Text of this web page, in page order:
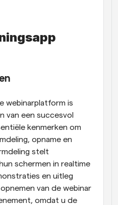
webinarplatform is
van een succesvol
kenmerken om
opname en
stelt
schermen in realtime
en uitleg
van de webinar
omdat u de